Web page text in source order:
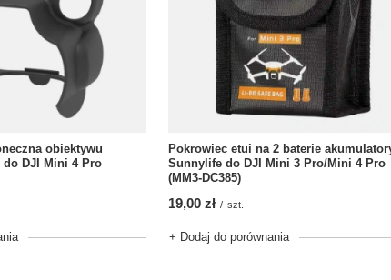
obiektywu
DJI Mini 4 Pro
Pokrowiec etui na 2 baterie
Sunnylife do DJI Mini 3 Pro/Mini 4 Pro
(MM3-DC385)
19,00 zł / szt.
+ Dodaj do porównania